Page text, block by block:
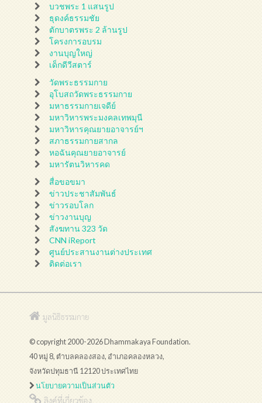
บวชพระ 1 แสนรูป
ธุดงค์ธรรมชัย
ตักบาตรพระ 2 ล้านรูป
โครงการอบรม
งานบุญใหญ่
เด็กดีวีสตาร์
วัดพระธรรมกาย
อุโบสถวัดพระธรรมกาย
มหาธรรมกายเจดีย์
มหาวิหารพระมงคลเทพมุนี
มหาวิหารคุณยายอาจารย์ฯ
สภาธรรมกายสากล
หอฉันคุณยายอาจารย์
มหารัตนวิหารคด
สื่อขอขมา
ข่าวประชาสัมพันธ์
ข่าวรอบโลก
ข่าวงานบุญ
สังฆทาน 323 วัด
CNN iReport
ศูนย์ประสานงานต่างประเทศ
ติดต่อเรา
มูลนิธิธรรมกาย
© copyright 2000-2026 Dhammakaya Foundation.
40 หมู่ 8, ตำบลคลองสอง, อำเภอคลองหลวง,
จังหวัดปทุมธานี 12120 ประเทศไทย
นโยบายความเป็นส่วนตัว